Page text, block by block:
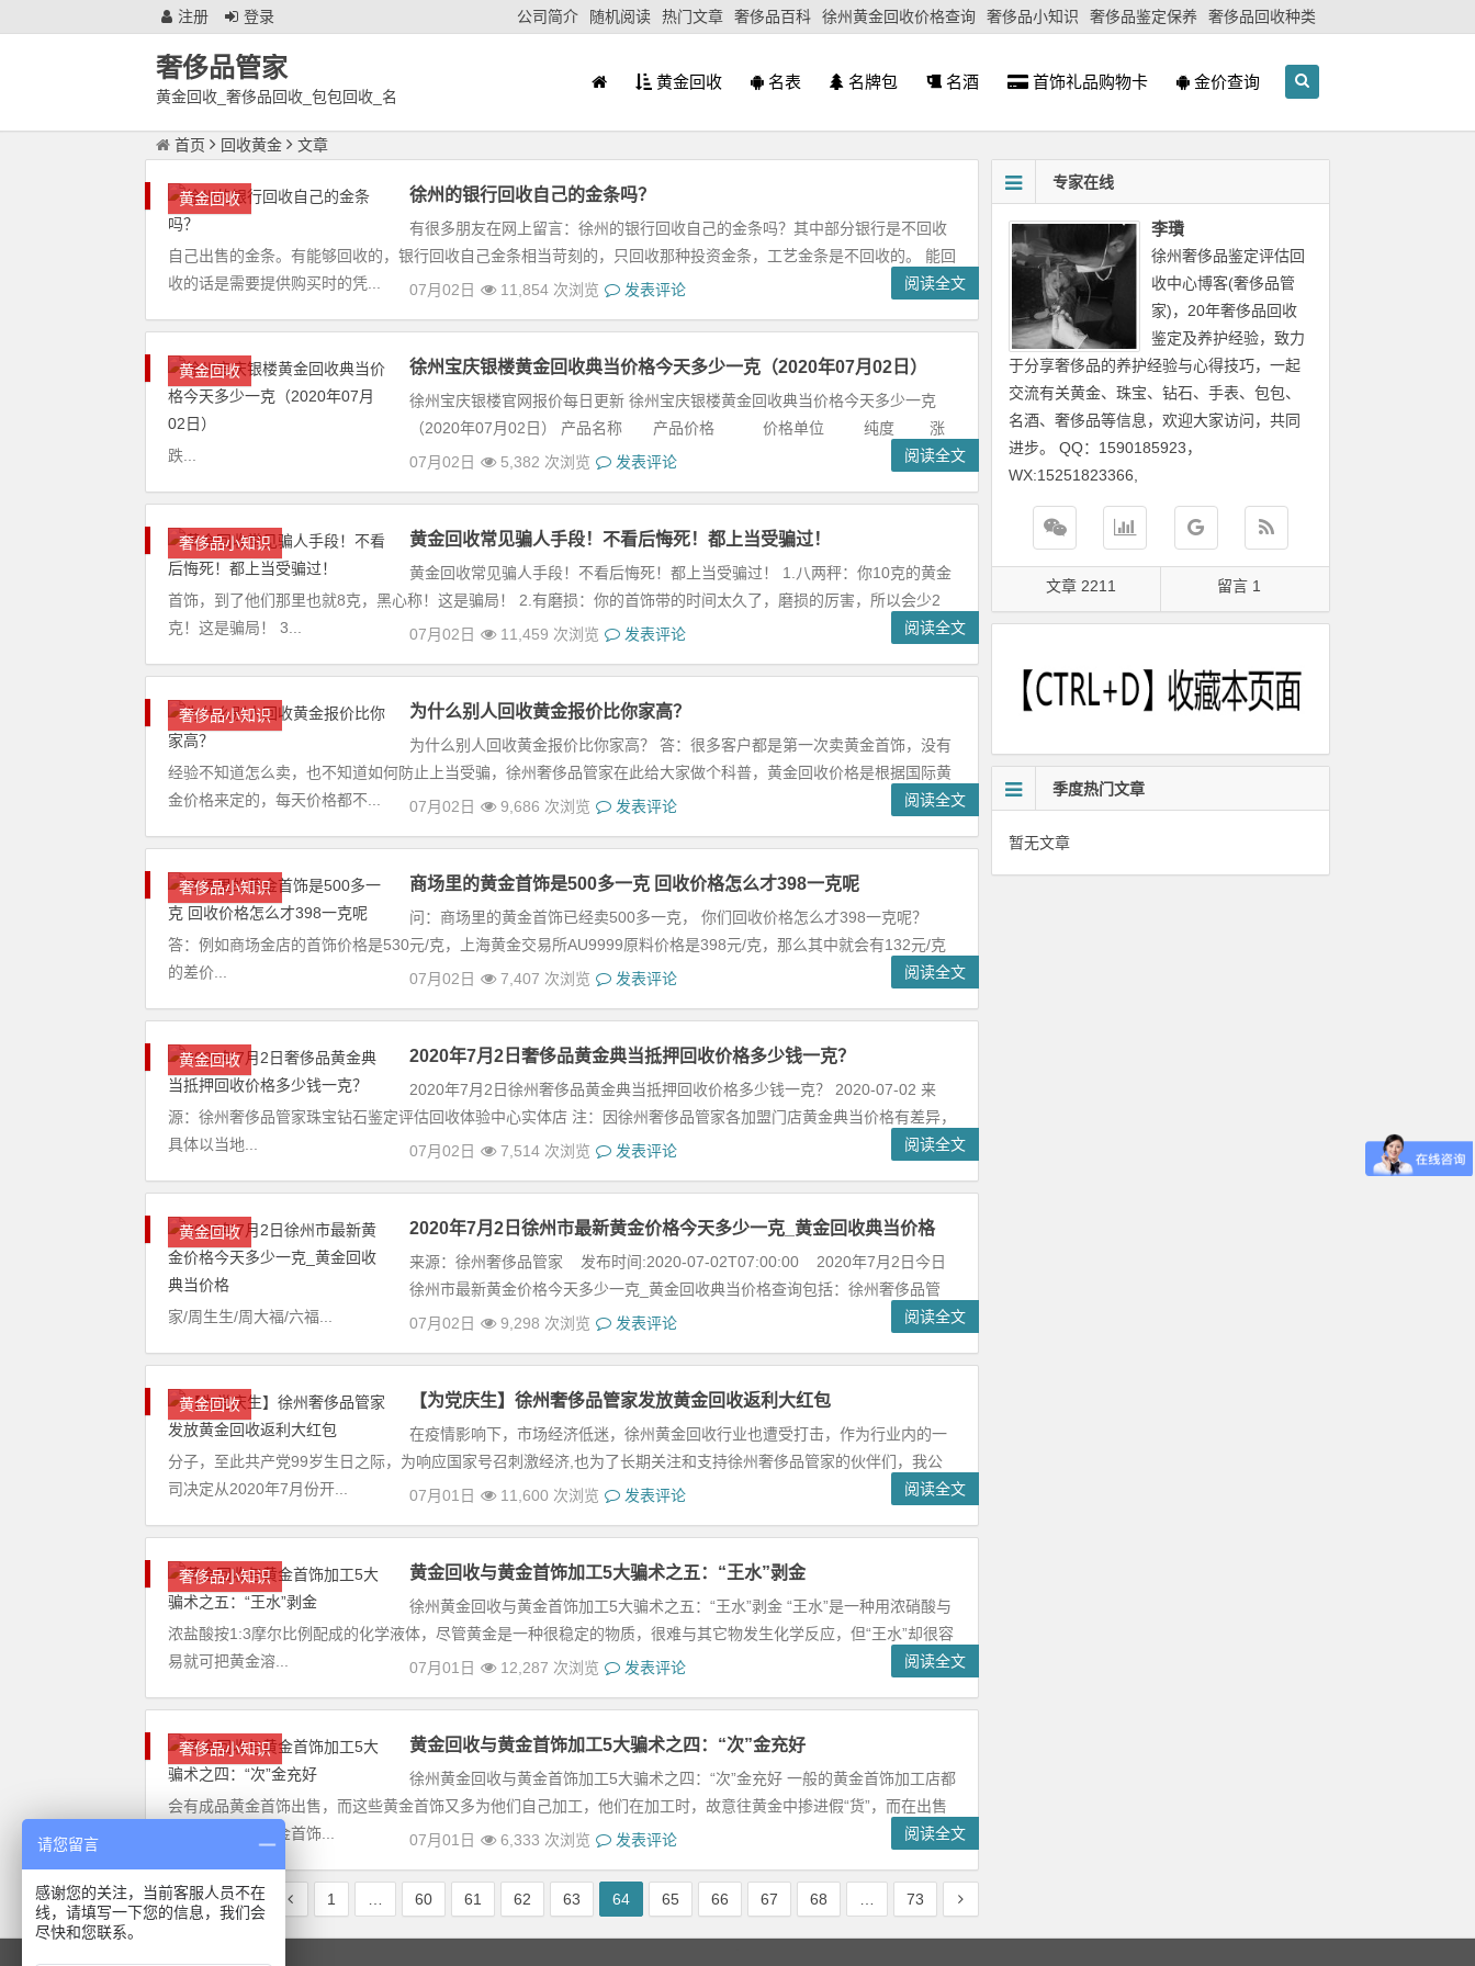
注册 登录 公司简介 随机阅读 热门文章 奢侈品百科 徐州黄金回收价格查询 奢侈品小知识 奢侈品鉴定保养 奢侈品回收种类
奢侈品管家
黄金回收_奢侈品回收_包包回收_名
黄金回收 名表 名牌包 名酒 首饰礼品购物卡 金价查询
首页 回收黄金 文章
黄金回收 徐州的银行回收自己的金条吗？
有很多朋友在网上留言：徐州的银行回收自己的金条吗？其中部分银行是不回收
自己出售的金条。有能够回收的，银行回收自己金条相当苛刻的，只回收那种投资金条，工艺金条是不回收的。 能回
收的话是需要提供购买时的凭...
07月02日 11,854 次浏览 发表评论 阅读全文
黄金回收 徐州宝庆银楼黄金回收典当价格今天多少一克（2020年07月02日）
徐州宝庆银楼官网报价每日更新 徐州宝庆银楼黄金回收典当价格今天多少一克
（2020年07月02日） 产品名称 产品价格 价格单位 纯度 涨
跌...
07月02日 5,382 次浏览 发表评论 阅读全文
奢侈品小知识 黄金回收常见骗人手段！不看后悔死！都上当受骗过！
黄金回收常见骗人手段！不看后悔死！都上当受骗过！ 1.八两秤：你10克的黄金
首饰，到了他们那里也就8克，黑心称！这是骗局！ 2.有磨损：你的首饰带的时间太久了，磨损的厉害，所以会少2
克！这是骗局！ 3...
07月02日 11,459 次浏览 发表评论 阅读全文
奢侈品小知识 为什么别人回收黄金报价比你家高？
为什么别人回收黄金报价比你家高？ 答：很多客户都是第一次卖黄金首饰，没有
经验不知道怎么卖，也不知道如何防止上当受骗，徐州奢侈品管家在此给大家做个科普，黄金回收价格是根据国际黄
金价格来定的，每天价格都不...
07月02日 9,686 次浏览 发表评论 阅读全文
奢侈品小知识 商场里的黄金首饰是500多一克 回收价格怎么才398一克呢
问：商场里的黄金首饰已经卖500多一克， 你们回收价格怎么才398一克呢？
答：例如商场金店的首饰价格是530元/克，上海黄金交易所AU9999原料价格是398元/克，那么其中就会有132元/克
的差价...
07月02日 7,407 次浏览 发表评论 阅读全文
黄金回收 2020年7月2日奢侈品黄金典当抵押回收价格多少钱一克？
2020年7月2日徐州奢侈品黄金典当抵押回收价格多少钱一克？ 2020-07-02 来
源：徐州奢侈品管家珠宝钻石鉴定评估回收体验中心实体店 注：因徐州奢侈品管家各加盟门店黄金典当价格有差异，
具体以当地...
07月02日 7,514 次浏览 发表评论 阅读全文
黄金回收 2020年7月2日徐州市最新黄金价格今天多少一克_黄金回收典当价格
来源：徐州奢侈品管家 发布时间:2020-07-02T07:00:00 2020年7月2日今日
徐州市最新黄金价格今天多少一克_黄金回收典当价格查询包括：徐州奢侈品管
家/周生生/周大福/六福...
07月02日 9,298 次浏览 发表评论 阅读全文
黄金回收 【为党庆生】徐州奢侈品管家发放黄金回收返利大红包
在疫情影响下，市场经济低迷，徐州黄金回收行业也遭受打击，作为行业内的一
分子，至此共产党99岁生日之际，为响应国家号召刺激经济,也为了长期关注和支持徐州奢侈品管家的伙伴们，我公
司决定从2020年7月份开...
07月01日 11,600 次浏览 发表评论 阅读全文
奢侈品小知识 黄金回收与黄金首饰加工5大骗术之五：“王水”剥金
徐州黄金回收与黄金首饰加工5大骗术之五：“王水”剥金 “王水”是一种用浓硝酸与
浓盐酸按1:3摩尔比例配成的化学液体，尽管黄金是一种很稳定的物质，很难与其它物发生化学反应，但“王水”却很容
易就可把黄金溶...
07月01日 12,287 次浏览 发表评论 阅读全文
奢侈品小知识 黄金回收与黄金首饰加工5大骗术之四：“次”金充好
徐州黄金回收与黄金首饰加工5大骗术之四：“次”金充好 一般的黄金首饰加工店都
会有成品黄金首饰出售，而这些黄金首饰又多为他们自己加工，他们在加工时，故意往黄金中掺进假“货”，而在出售
时却当高成色黄金首饰...
07月01日 6,333 次浏览 发表评论 阅读全文
1 60 61 62 63 64 65 66 67 68 73
专家在线
李璳
徐州奢侈品鉴定评估回
收中心博客(奢侈品管
家)，20年奢侈品回收
鉴定及养护经验，致力
于分享奢侈品的养护经验与心得技巧，一起
交流有关黄金、珠宝、钻石、手表、包包、
名酒、奢侈品等信息，欢迎大家访问，共同
进步。 QQ：1590185923，
WX:15251823366,
文章 2211 留言 1
季度热门文章
暂无文章
请您留言
感谢您的关注，当前客服人员不在
线，请填写一下您的信息，我们会
尽快和您联系。